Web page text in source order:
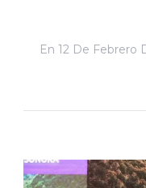
En 12 De Febrero